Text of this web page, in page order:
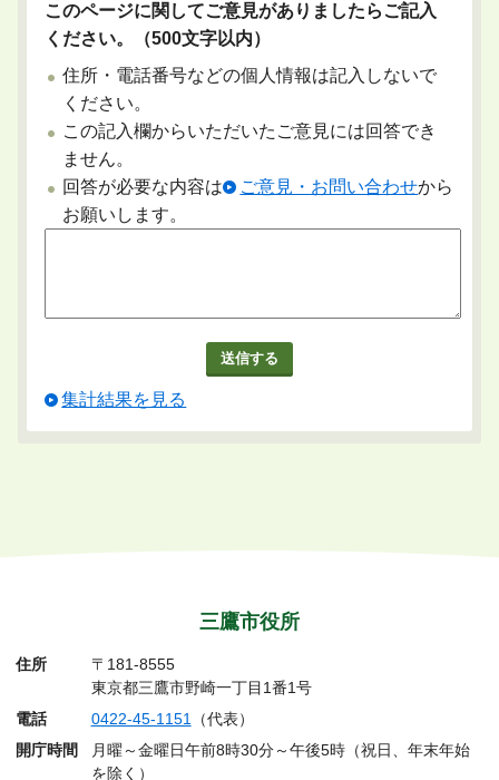
このページに関してご意見がありましたらご記入
ください。（500文字以内）
住所・電話番号などの個人情報は記入しないで
ください。
この記入欄からいただいたご意見には回答でき
ません。
回答が必要な内容は
ご意見・お問い合わせから
お願いします。
集計結果を見る
三鷹市役所
住所
〒181-8555
東京都三鷹市野崎一丁目1番1号
電話
0422-45-1151（代表）
開庁時間
月曜～金曜日午前8時30分～午後5時（祝日、年末年始
を除く）